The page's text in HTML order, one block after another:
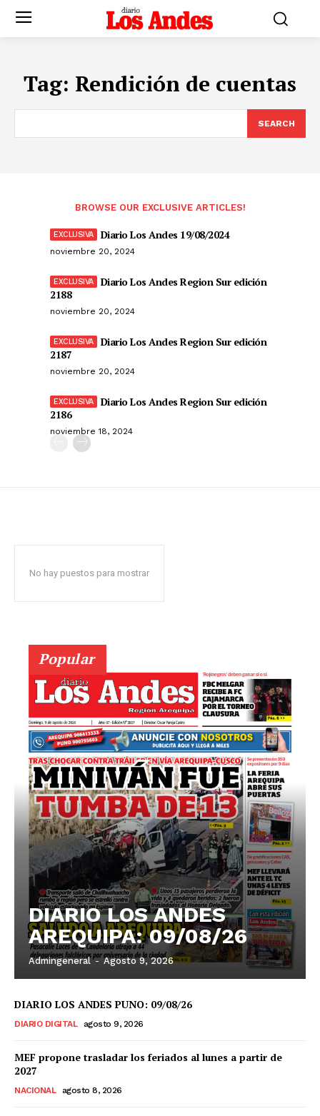
Tag: Rendición de cuentas
SEARCH
BROWSE OUR EXCLUSIVE ARTICLES!
Diario Los Andes 19/08/2024
noviembre 20, 2024
Diario Los Andes Region Sur edición
2188
noviembre 20, 2024
Diario Los Andes Region Sur edición
2187
noviembre 20, 2024
Diario Los Andes Region Sur edición
2186
noviembre 18, 2024
No hay puestos para mostrar
Popular
DIARIO LOS ANDES
AREQUIPA: 09/08/26
Admingeneral - Agosto 9, 2026
DIARIO LOS ANDES PUNO: 09/08/26
DIARIO DIGITAL agosto 9, 2026
MEF propone trasladar los feriados al lunes a partir de
2027
NACIONAL agosto 8, 2026